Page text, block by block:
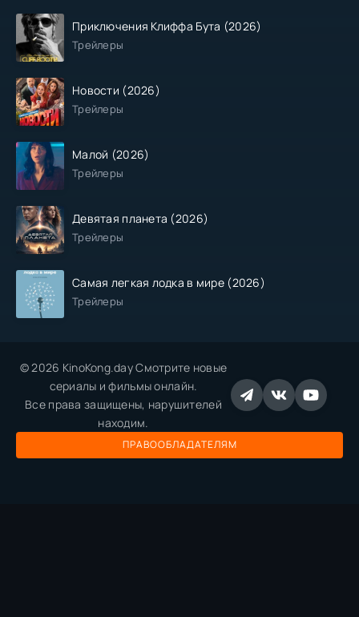
Приключения Клиффа Бута (2026)
Трейлеры
Новости (2026)
Трейлеры
Малой (2026)
Трейлеры
Девятая планета (2026)
Трейлеры
Самая легкая лодка в мире (2026)
Трейлеры
© 2026 KinoKong.day Смотрите новые
сериалы и фильмы онлайн.
Все права защищены, нарушителей
находим.
ПРАВООБЛАДАТЕЛЯМ